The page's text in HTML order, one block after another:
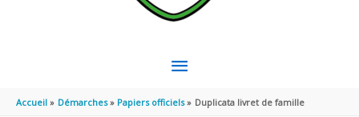
MENU
PRINCIPAL
Accueil Démarches Papiers officiels Duplicata livret de famille